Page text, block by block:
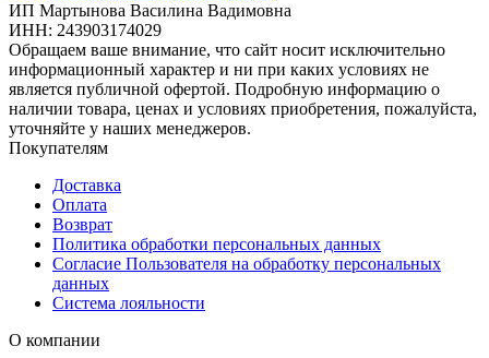
ИП Мартынова Василина Вадимовна
ИНН: 243903174029
Обращаем ваше внимание, что сайт носит исключительно
информационный характер и ни при каких условиях не
является публичной офертой. Подробную информацию о
наличии товара, ценах и условиях приобретения, пожалуйста,
уточняйте у наших менеджеров.
Покупателям
Доставка
Оплата
Возврат
Политика обработки персональных данных
Согласие Пользователя на обработку персональных
данных
Система лояльности
О компании